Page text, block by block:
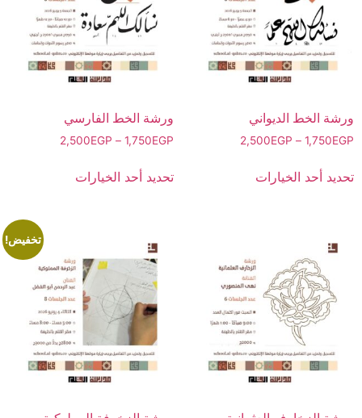
ورشة الخط الديواني
1,750EGP
–
2,500EGP
تحديد أحد الخيارات
ورشة الخط الفارسي
1,750EGP
–
2,500EGP
تحديد أحد الخيارات
تخفيض!